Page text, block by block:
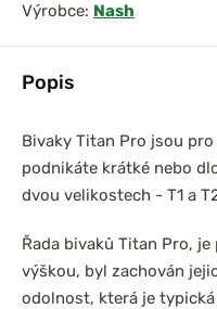
Popis
Bivaky Titan Pro jsou
podnikáte krátké nebo
dvou velikostech - T1 a
Řada bivaků Titan Pro,
výškou, byl zachován
odolnost, která je
Výrobce: Nash